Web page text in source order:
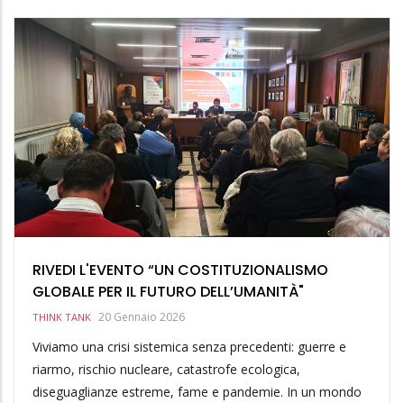
RIVEDI L'EVENTO “UN COSTITUZIONALISMO
GLOBALE PER IL FUTURO DELL’UMANITÀ"
THINK TANK 20 Gennaio 2026
Viviamo una crisi sistemica senza precedenti: guerre e
riarmo, rischio nucleare, catastrofe ecologica,
diseguaglianze estreme, fame e pandemie. In un mondo